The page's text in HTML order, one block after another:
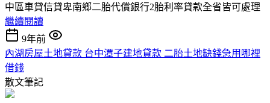
中區車貸信貸卑南鄉二胎代償銀行2胎利率貸款全省皆可處理
繼續閱讀
9年前
內湖房屋土地貸款 台中潭子建地貸款 二胎土地缺錢急用哪裡
借錢
散文筆記